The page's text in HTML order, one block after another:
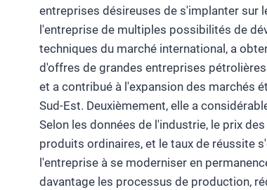
entreprises désireuses de s'implanter sur
l'entreprise de multiples possibilités de
techniques du marché international, a
d'offres de grandes entreprises
et a contribué à l'expansion des marchés
Sud-Est. Deuxièmement, elle a
Selon les données de l'industrie, le prix
produits ordinaires, et le taux de réussite
l'entreprise à se moderniser en
davantage les processus de production,